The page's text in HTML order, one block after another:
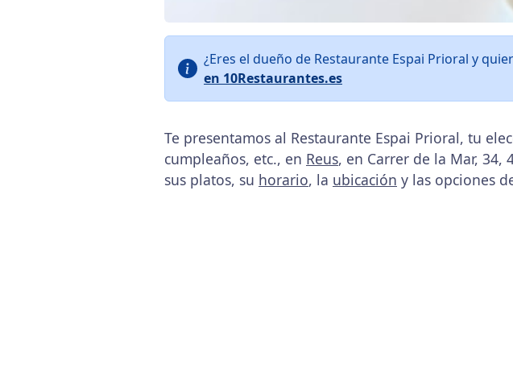
¿Eres el dueño de Restaurante Espai Prioral y
en 10Restaurantes.es
Te presentamos al Restaurante Espai Prioral, tu
cumpleaños, etc., en Reus, en Carrer de la Mar, 34,
sus platos, su horario, la ubicación y las opciones